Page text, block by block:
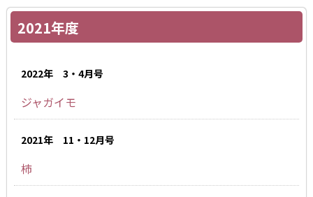
2021年度
2022年 3・4月号
ジャガイモ
2021年 11・12月号
柿